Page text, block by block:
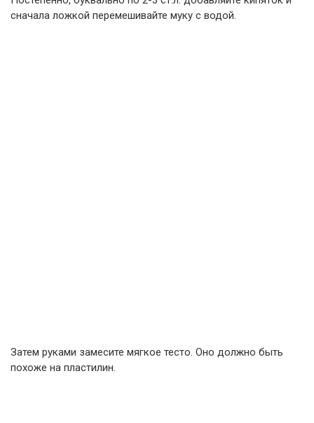
сначала ложкой перемешивайте муку с водой.
Затем руками замесите мягкое тесто. Оно должно быть
похоже на пластилин.